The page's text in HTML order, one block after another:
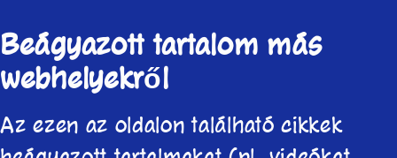
Beágyazott tartalom más
webhelyekről
Az ezen az oldalon található cikkek